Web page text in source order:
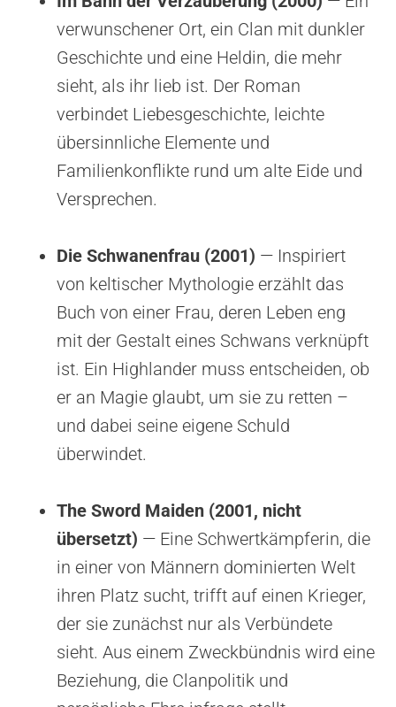
verwunschener Ort, ein Clan mit dunkler
Geschichte und eine Heldin, die mehr
sieht, als ihr lieb ist. Der Roman
verbindet Liebesgeschichte, leichte
übersinnliche Elemente und
Familienkonflikte rund um alte Eide und
Versprechen.
Die Schwanenfrau (2001) — Inspiriert
von keltischer Mythologie erzählt das
Buch von einer Frau, deren Leben eng
mit der Gestalt eines Schwans verknüpft
ist. Ein Highlander muss entscheiden, ob
er an Magie glaubt, um sie zu retten –
und dabei seine eigene Schuld
überwindet.
The Sword Maiden (2001, nicht
übersetzt) — Eine Schwertkämpferin, die
in einer von Männern dominierten Welt
ihren Platz sucht, trifft auf einen Krieger,
der sie zunächst nur als Verbündete
sieht. Aus einem Zweckbündnis wird eine
Beziehung, die Clanpolitik und